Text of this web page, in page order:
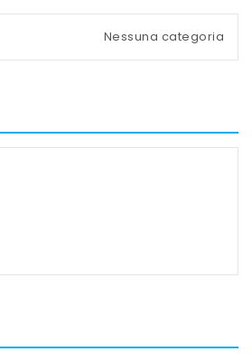
Nessuna categoria